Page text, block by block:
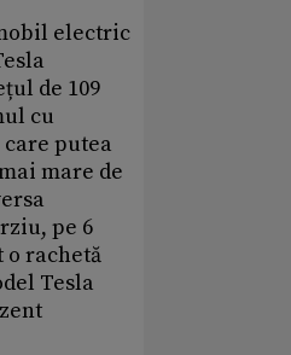
electric
de 109
cu
putea
mare de
pe 6
o rachetă
Tesla